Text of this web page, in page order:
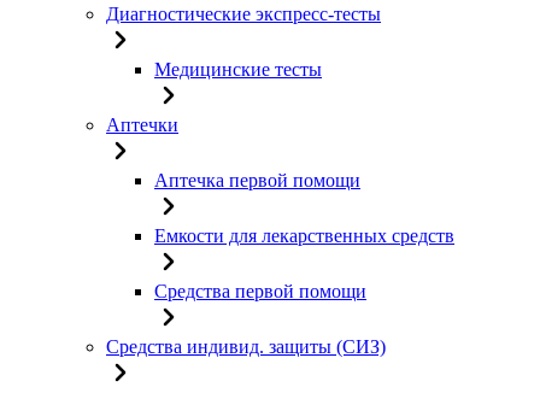
Диагностические экспресс-тесты
Медицинские тесты
Аптечки
Аптечка первой помощи
Емкости для лекарственных средств
Средства первой помощи
Средства индивид. защиты (СИЗ)